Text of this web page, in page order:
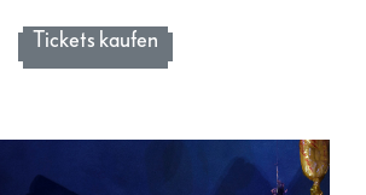
Tickets kaufen